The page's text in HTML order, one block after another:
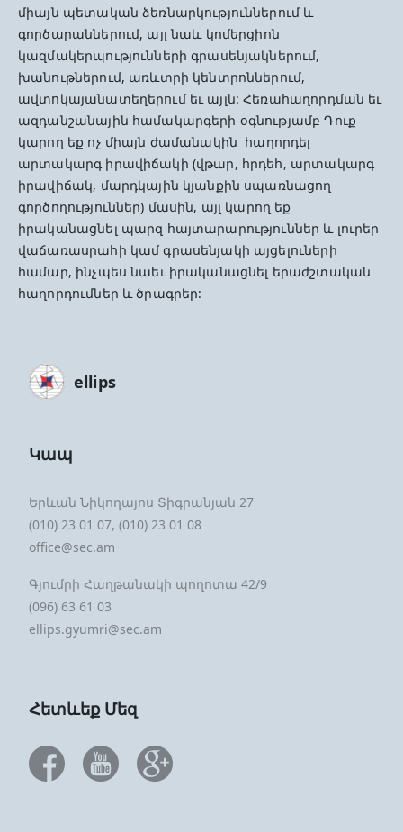
միայն պետական ձեռնարկություններում և
գործարաններում, այլ նաև կոմերցիոն
կազմակերպությունների գրասենյակներում,
խանութներում, առևտրի կենտրոններում,
ավտոկայանատեղերում եւ այլն: Հեռահաղորդման եւ
ազդանշանային համակարգերի օգնությամբ Դուք
կարող եք ոչ միայն ժամանակին հաղորդել
արտակարգ իրավիճակի (վթար, հրդեհ, արտակարգ
իրավիճակ, մարդկային կյանքին սպառնացող
գործողություններ) մասին, այլ կարող եք
իրականացնել պարզ հայտարարություններ և լուրեր
վաճառասրահի կամ գրասենյակի այցելուների
համար, ինչպես նաեւ իրականացնել երաժշտական
հաղորդումներ և ծրագրեր:
ellips
Կապ
Երևան Նիկողայոս Տիգրանյան 27
(010) 23 01 07, (010) 23 01 08
office@sec.am
Գյումրի Հաղթանակի պողոտա 42/9
(096) 63 61 03
ellips.gyumri@sec.am
Հետևեք Մեզ